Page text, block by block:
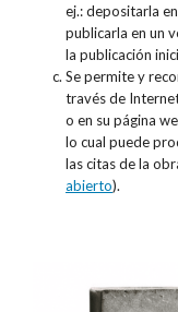
ej.: depositarla
publicarla en un
la publicación
Se permite y
través de
o en su página
lo cual puede
las citas de la
abierto).